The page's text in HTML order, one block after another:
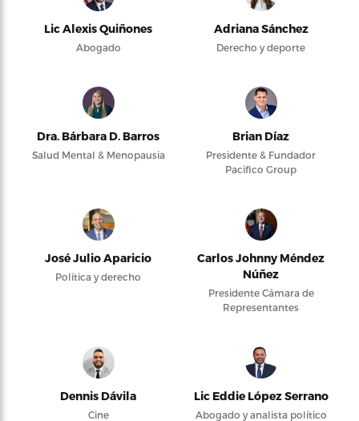
Lic Alexis Quiñones
Abogado
Adriana Sánchez
Derecho y deporte
Dra. Bárbara D. Barros
Salud Mental & Menopausia
Brian Díaz
Presidente & Fundador
Pacifico Group
José Julio Aparicio
Política y derecho
Carlos Johnny Méndez
Núñez
Presidente Cámara de
Representantes
Dennis Dávila
Cine
Lic Eddie López Serrano
Abogado y analista político